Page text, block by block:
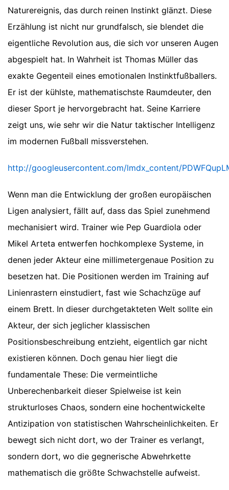
Naturereignis, das durch reinen Instinkt glänzt. Diese
Erzählung ist nicht nur grundfalsch, sie blendet die
eigentliche Revolution aus, die sich vor unseren Augen
abgespielt hat. In Wahrheit ist Thomas Müller das
exakte Gegenteil eines emotionalen Instinktfußballers.
Er ist der kühlste, mathematischste Raumdeuter, den
dieser Sport je hervorgebracht hat. Seine Karriere
zeigt uns, wie sehr wir die Natur taktischer Intelligenz
im modernen Fußball missverstehen.
http://googleusercontent.com/lmdx_content/
Wenn man die Entwicklung der großen europäischen
Ligen analysiert, fällt auf, dass das Spiel zunehmend
mechanisiert wird. Trainer wie Pep Guardiola oder
Mikel Arteta entwerfen hochkomplexe Systeme, in
denen jeder Akteur eine millimetergenaue Position zu
besetzen hat. Die Positionen werden im Training auf
Linienrastern einstudiert, fast wie Schachzüge auf
einem Brett. In dieser durchgetakteten Welt sollte ein
Akteur, der sich jeglicher klassischen
Positionsbeschreibung entzieht, eigentlich gar nicht
existieren können. Doch genau hier liegt die
fundamentale These: Die vermeintliche
Unberechenbarkeit dieser Spielweise ist kein
strukturloses Chaos, sondern eine hochentwickelte
Antizipation von statistischen Wahrscheinlichkeiten. Er
bewegt sich nicht dort, wo der Trainer es verlangt,
sondern dort, wo die gegnerische Abwehrkette
mathematisch die größte Schwachstelle aufweist.